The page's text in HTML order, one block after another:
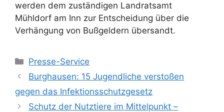
werden dem zuständigen Landratsamt
Mühldorf am Inn zur Entscheidung über die
Verhängung von Bußgeldern übersandt.
Kategorien
Presse-Service
Burghausen: 15 Jugendliche verstoßen
gegen das Infektionsschutzgesetz
Schutz der Nutztiere im Mittelpunkt –